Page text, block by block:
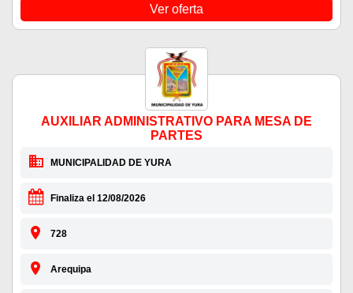
Ver oferta
AUXILIAR ADMINISTRATIVO PARA MESA DE
PARTES
MUNICIPALIDAD DE YURA
Finaliza el 12/08/2026
728
Arequipa